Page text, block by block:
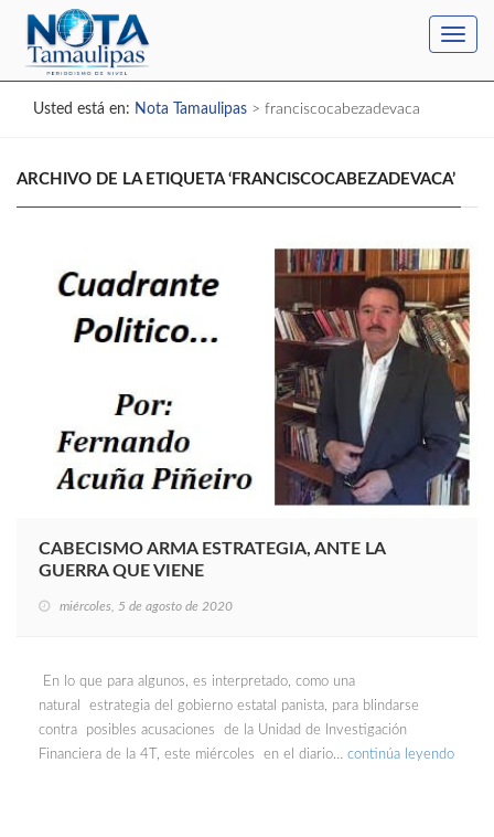
Usted está en: Nota Tamaulipas > franciscocabezadevaca
ARCHIVO DE LA ETIQUETA ‘FRANCISCOCABEZADEVACA’
CABECISMO ARMA ESTRATEGIA, ANTE LA
GUERRA QUE VIENE
miércoles, 5 de agosto de 2020
En lo que para algunos, es interpretado, como una
natural estrategia del gobierno estatal panista, para blindarse
contra posibles acusaciones de la Unidad de Investigación
Financiera de la 4T, este miércoles en el diario… continúa leyendo